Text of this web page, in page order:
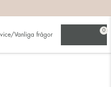
Vanliga frågor
0